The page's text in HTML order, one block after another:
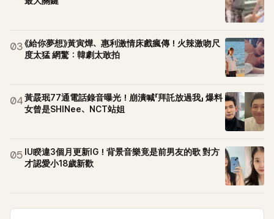
03《給你夢想》黃寅燁、惠利激情床戲瘋傳！火辣激吻尺
度太猛 網驚：韓劇太敢拍
04黃晸珉77通電話錄音曝光！崩潰喊「拜託放過我」 爆料
女曾是SHINee、NCT站姐
05 IU睽違3個月更新IG！背景音樂竟是前男友的歌 對方
才認愛小18歲新歡